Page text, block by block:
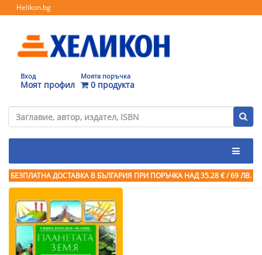
Helikon.bg
Вход
Моят профил
Моята поръчка
0 продукта
БЕЗПЛАТНА ДОСТАВКА В БЪЛГАРИЯ ПРИ ПОРЪЧКА НАД 35.28 € / 69 ЛВ.